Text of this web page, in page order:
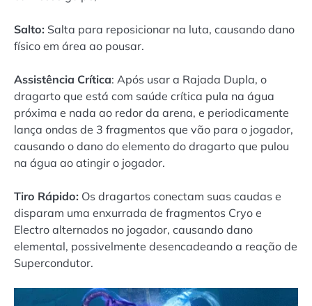
Salto: Salta para reposicionar na luta, causando dano
físico em área ao pousar.
Assistência Crítica: Após usar a Rajada Dupla, o
dragarto que está com saúde crítica pula na água
próxima e nada ao redor da arena, e periodicamente
lança ondas de 3 fragmentos que vão para o jogador,
causando o dano do elemento do dragarto que pulou
na água ao atingir o jogador.
Tiro Rápido: Os dragartos conectam suas caudas e
disparam uma enxurrada de fragmentos Cryo e
Electro alternados no jogador, causando dano
elemental, possivelmente desencadeando a reação de
Supercondutor.